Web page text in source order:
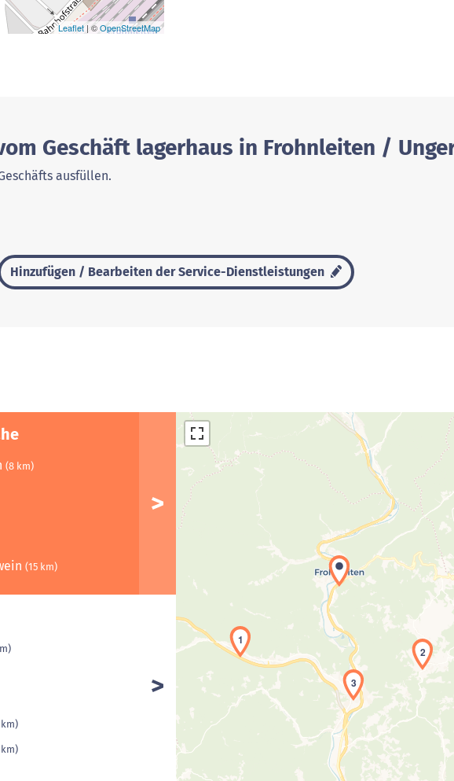
Leaflet | ©OpenStreetMap
Geschäft lagerhaus in Frohnleiten /
ausfüllen.
Hinzufügen / Bearbeiten der Service-Dienstleistungen
(8 km)
(15 km)
km)
km)
Laden der Karte...
1
2
3